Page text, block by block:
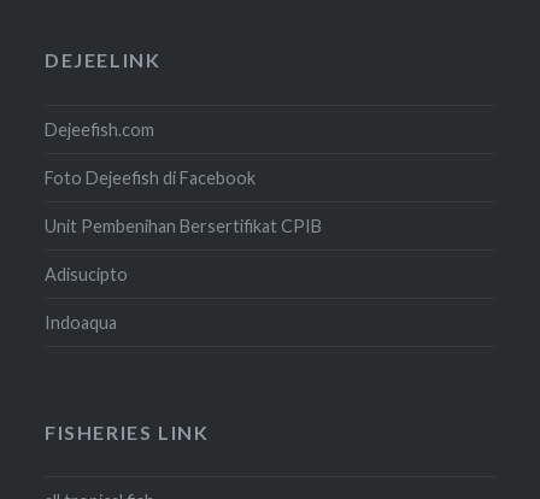
DEJEELINK
Dejeefish.com
Foto Dejeefish di Facebook
Unit Pembenihan Bersertifikat CPIB
Adisucipto
Indoaqua
FISHERIES LINK